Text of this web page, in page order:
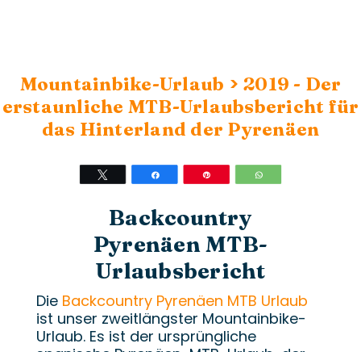
Mountainbike-Urlaub > 2019 - Der
erstaunliche MTB-Urlaubsbericht für
das Hinterland der Pyrenäen
Backcountry
Pyrenäen MTB-
Urlaubsbericht
Die Backcountry Pyrenäen MTB Urlaub
ist unser zweitlängster Mountainbike-
Urlaub. Es ist der ursprüngliche